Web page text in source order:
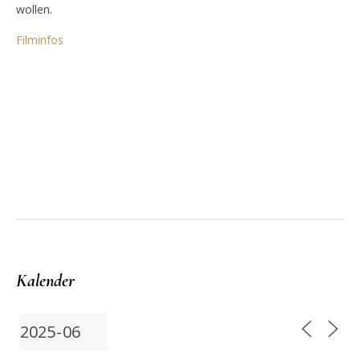
wollen.
Filminfos
Kalender